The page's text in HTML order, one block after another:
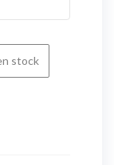
stock